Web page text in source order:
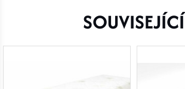
SOUVISEJÍCÍ